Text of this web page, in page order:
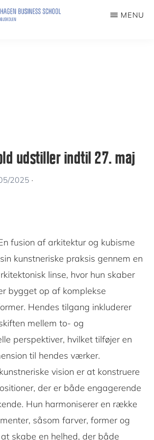
MENU
udstiller indtil 27. maj
2025 ·
fusion af arkitektur og kubisme
kunstneriske praksis gennem en
linse, hvor hun skaber
bygget op af komplekse
Hendes tilgang inkluderer
mellem to- og
perspektiver, hvilket tilføjer en
til hendes værker.
vision er at konstruere
der er både engagerende
Hun harmoniserer en række
såsom farver, former og
skabe en helhed, der både